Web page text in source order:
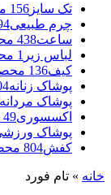
تک سایز 156 محصول
چرم طبیعی94
ساعت438 محصول
لباس زیر 1 محصول
کیف136 محصول
پوشاک زنانه
پوشاک مردانه
اکسسوری49 محصول
پوشاک
کفش804 محصول
خانه » تام فورد